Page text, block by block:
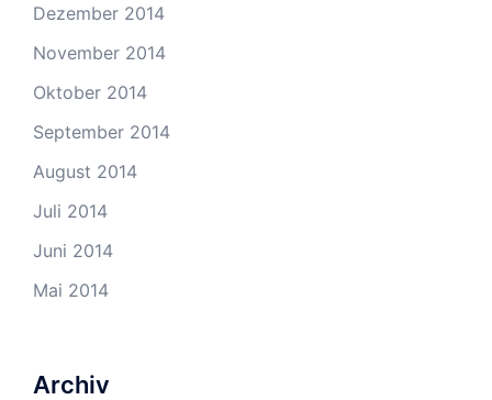
Dezember 2014
November 2014
Oktober 2014
September 2014
August 2014
Juli 2014
Juni 2014
Mai 2014
Archiv